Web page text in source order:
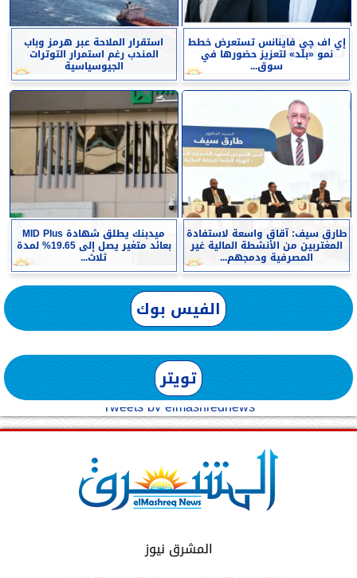
إي اف چي فاينانس تستعرض خطط
نمو «بلد» لتعزيز حضورها في
سوق...
استقرار الملاحة عبر هرمز وباب
المندب رغم استمرار التوترات
الجيوسياسية
طارق سيف: آقاق واسعة لاستفادة
المغتربين من الأنشطة المالية غير
المصرفية ودمجهم...
ميدبنك يطلق شهادة MID Plus
بعائد متغير يصل إلى 19.65% لمدة
ثلاث...
الفيس بوك
تويتر
Tweets by elmashreqnews
المشرق نيوز